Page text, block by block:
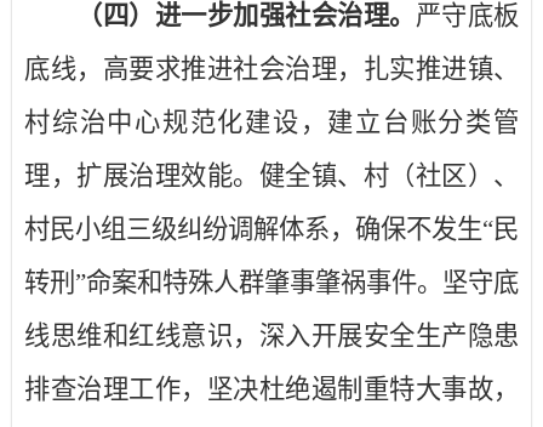
（四）进一步加强社会治理。 严守底板
底线，高要求推进社会治理，扎实推进镇、
村综治中心规范化建设，建立台账分类管
理，扩展治理效能。健全镇、村（社区）、
村民小组三级纠纷调解体系，确保不发生“民
转刑”命案和特殊人群肇事肇祸事件。坚守底
线思维和红线意识，深入开展安全生产隐患
排查治理工作，坚决杜绝遏制重特大事故，